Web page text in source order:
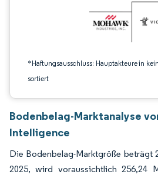
*Haftungsausschluss: Hauptakteure in
sortiert
Bodenbelag-Marktanalyse
Intelligence
Die Bodenbelag-Marktgröße beträgt
2025, wird voraussichtlich 256,24